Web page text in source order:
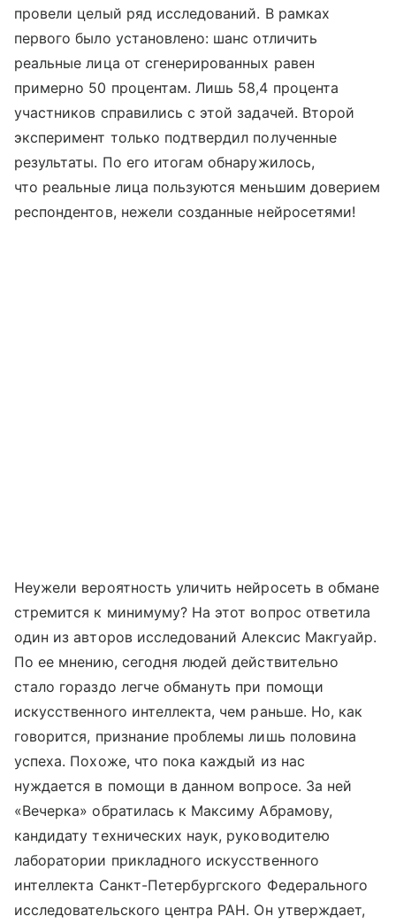
провели целый ряд исследований. В рамках
первого было установлено: шанс отличить
реальные лица от сгенерированных равен
примерно 50 процентам. Лишь 58,4 процента
участников справились с этой задачей. Второй
эксперимент только подтвердил полученные
результаты. По его итогам обнаружилось,
что реальные лица пользуются меньшим доверием
респондентов, нежели созданные нейросетями!
Неужели вероятность уличить нейросеть в обмане
стремится к минимуму? На этот вопрос ответила
один из авторов исследований Алексис Макгуайр.
По ее мнению, сегодня людей действительно
стало гораздо легче обмануть при помощи
искусственного интеллекта, чем раньше. Но, как
говорится, признание проблемы лишь половина
успеха. Похоже, что пока каждый из нас
нуждается в помощи в данном вопросе. За ней
«Вечерка» обратилась к Максиму Абрамову,
кандидату технических наук, руководителю
лаборатории прикладного искусственного
интеллекта Санкт-Петербургского Федерального
исследовательского центра РАН. Он утверждает,